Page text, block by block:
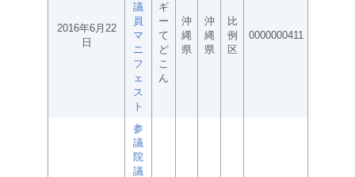
2016年6月22
日
議
員
マ
ニ
フ
ェ
ス
ト
ギ
ー
て
ど
こ
ん
沖
縄
県
沖
縄
県
比
例
区
0000000411
参
議
院
議